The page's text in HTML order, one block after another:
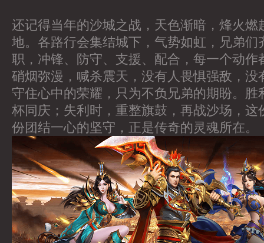
还记得当年的沙城之战，天色渐暗，烽火燃
地。各路行会集结城下，气势如虹，兄弟们
职，冲锋、防守、支援、配合，每一个动作
硝烟弥漫，喊杀震天，没有人畏惧强敌，没
守住心中的荣耀，只为不负兄弟的期盼。胜
杯同庆；失利时，重整旗鼓，再战沙场，这
份团结一心的坚守，正是传奇的灵魂所在。